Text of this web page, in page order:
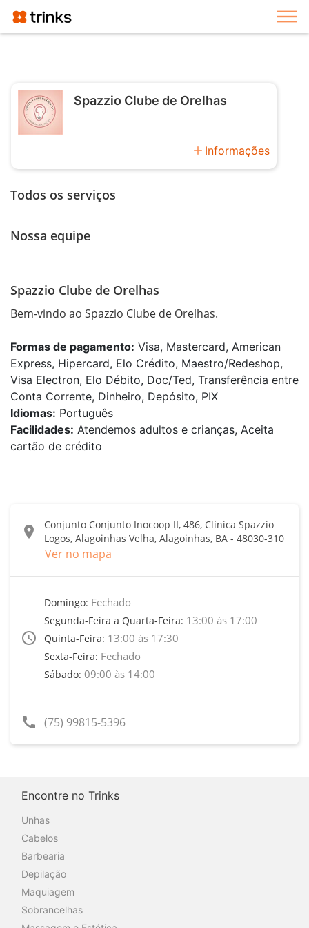
Spazzio Clube de Orelhas
add Informações
Todos os serviços
Nossa equipe
Spazzio Clube de Orelhas
Bem-vindo ao Spazzio Clube de Orelhas.
Formas de pagamento: Visa, Mastercard, American
Express, Hipercard, Elo Crédito, Maestro/Redeshop,
Visa Electron, Elo Débito, Doc/Ted, Transferência entre
Conta Corrente, Dinheiro, Depósito, PIX
Idiomas: Português
Facilidades: Atendemos adultos e crianças, Aceita
cartão de crédito
location_on
Conjunto Conjunto Inocoop II, 486, Clínica Spazzio
Logos, Alagoinhas Velha, Alagoinhas, BA - 48030-310
Ver no mapa
access_time
Domingo: Fechado
Segunda-Feira a Quarta-Feira: 13:00 às 17:00
Quinta-Feira: 13:00 às 17:30
Sexta-Feira: Fechado
Sábado: 09:00 às 14:00
call (75) 99815-5396
Encontre no Trinks
Unhas
Cabelos
Barbearia
Depilação
Maquiagem
Sobrancelhas